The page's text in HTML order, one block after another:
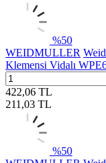
%50
WEIDMULLER
Klemensi Vidalı
422,06 TL
211,03 TL
%50